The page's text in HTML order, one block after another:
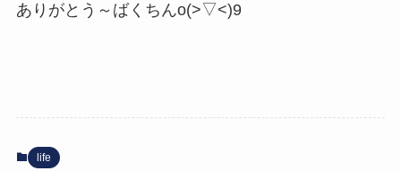
ありがとう～ばくちんo(>▽<)9
life